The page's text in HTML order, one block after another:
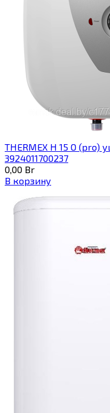
THERMEX H 15 O (pro)
3924011700237
0,00 Br
В корзину